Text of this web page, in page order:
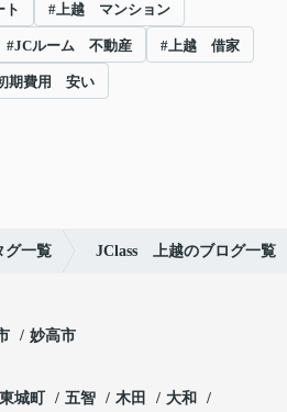
#上越 マンション
#JCルーム 不動産 #上越 借家
期費用 安い
グ一覧 JClass 上越のブログ一覧
妙高市
東城町 五智 木田
大和